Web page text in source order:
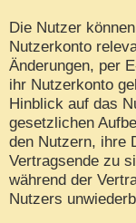
Die Nutzer
Nutzerkonto
Änderungen, per
ihr Nutzerkonto
Hinblick auf das
gesetzlichen
den Nutzern, ihre
Vertragsende zu
während der
Nutzers